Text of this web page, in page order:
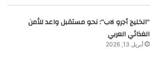
“الخليج أجرو لاب”: نحو مستقبل واعد للأمن
الغذائي العربي
أبريل 13, 2026